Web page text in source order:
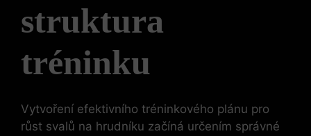
struktura
tréninku
Vytvoření efektivního tréninkového plánu pro
růst svalů na hrudníku začíná určením správné